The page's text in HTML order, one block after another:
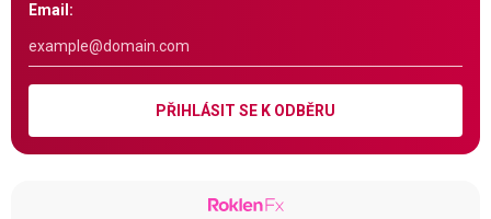
Email:
PŘIHLÁSIT SE K ODBĚRU